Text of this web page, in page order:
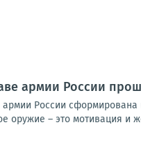
армии России
России
оружие – это мотивация и